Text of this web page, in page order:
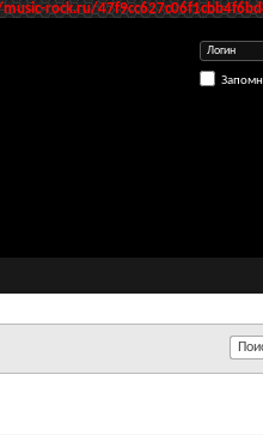
music-rock.ru/